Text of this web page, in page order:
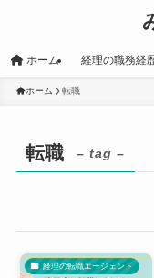
ホーム 経理の職務経
ホーム 転職
転職 – tag –
経理の転職エージェント